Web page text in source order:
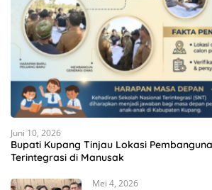
Juni 10, 2026
Bupati Kupang Tinjau Lokasi
Terintegrasi di Manusak
Mei 4, 2026